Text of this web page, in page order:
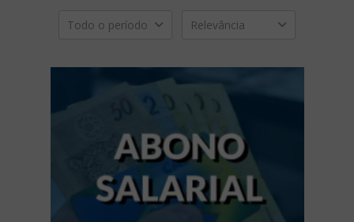
Todo o período Relevância